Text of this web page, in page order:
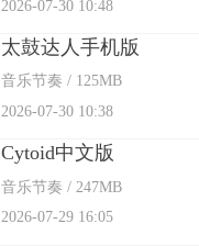
2026-07-30 10:48
太鼓达人手机版
音乐节奏 / 125MB
2026-07-30 10:38
Cytoid中文版
音乐节奏 / 247MB
2026-07-29 16:05